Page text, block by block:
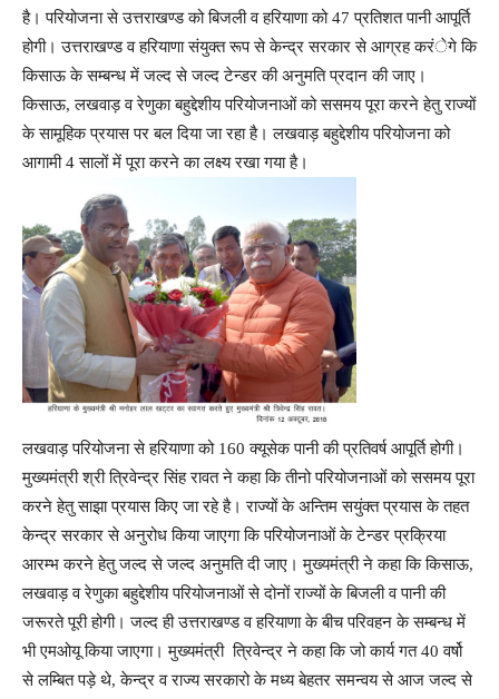
है। परियोजना से उत्तराखण्ड को बिजली व हरियाणा को 47 प्रतिशत पानी आपूर्ति
होगी। उत्तराखण्ड व हरियाणा संयुक्त रूप से केन्द्र सरकार से आग्रह करंेगे कि
किसाऊ के सम्बन्ध में जल्द से जल्द टेन्डर की अनुमति प्रदान की जाए।
किसाऊ, लखवाड़ व रेणुका बहुद्देशीय परियोजनाओं को ससमय पूरा करने हेतु राज्यों
के सामूहिक प्रयास पर बल दिया जा रहा है। लखवाड़ बहुद्देशीय परियोजना को
आगामी 4 सालों में पूरा करने का लक्ष्य रखा गया है।
लखवाड़ परियोजना से हरियाणा को 160 क्यूसेक पानी की प्रतिवर्ष आपूर्ति होगी।
मुख्यमंत्री श्री त्रिवेन्द्र सिंह रावत ने कहा कि तीनो परियोजनाओं को ससमय पूरा
करने हेतु साझा प्रयास किए जा रहे है। राज्यों के अन्तिम सयुंक्त प्रयास के तहत
केन्द्र सरकार से अनुरोध किया जाएगा कि परियोजनाओं के टेन्डर प्रक्रिया
आरम्भ करने हेतु जल्द से जल्द अनुमति दी जाए। मुख्यमंत्री ने कहा कि किसाऊ,
लखवाड़ व रेणुका बहुद्देशीय परियोजनाओं से दोनों राज्यों के बिजली व पानी की
जरूरते पूरी होगी। जल्द ही उत्तराखण्ड व हरियाणा के बीच परिवहन के सम्बन्ध में
भी एमओयू किया जाएगा। मुख्यमंत्री त्रिवेन्द्र ने कहा कि जो कार्य गत 40 वर्षो
से लम्बित पड़े थे, केन्द्र व राज्य सरकारो के मध्य बेहतर समन्वय से आज जल्द से